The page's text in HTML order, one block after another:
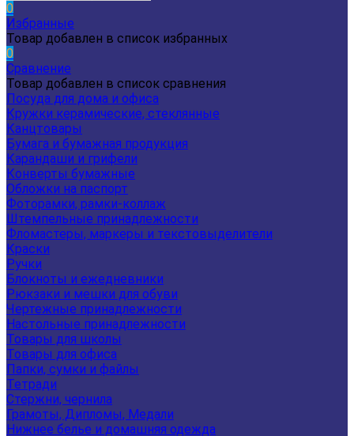
0
Избранные
Товар добавлен в список избранных
0
Сравнение
Товар добавлен в список сравнения
Посуда для дома и офиса
Кружки керамические, стеклянные
Канцтовары
Бумага и бумажная продукция
Карандаши и грифели
Конверты бумажные
Обложки на паспорт
Фоторамки, рамки-коллаж
Штемпельные принадлежности
Фломастеры, маркеры и текстовыделители
Краски
Ручки
Блокноты и ежедневники
Рюкзаки и мешки для обуви
Чертежные принадлежности
Настольные принадлежности
Товары для школы
Товары для офиса
Папки, сумки и файлы
Тетради
Стержни, чернила
Грамоты, Дипломы, Медали
Нижнее белье и домашняя одежда